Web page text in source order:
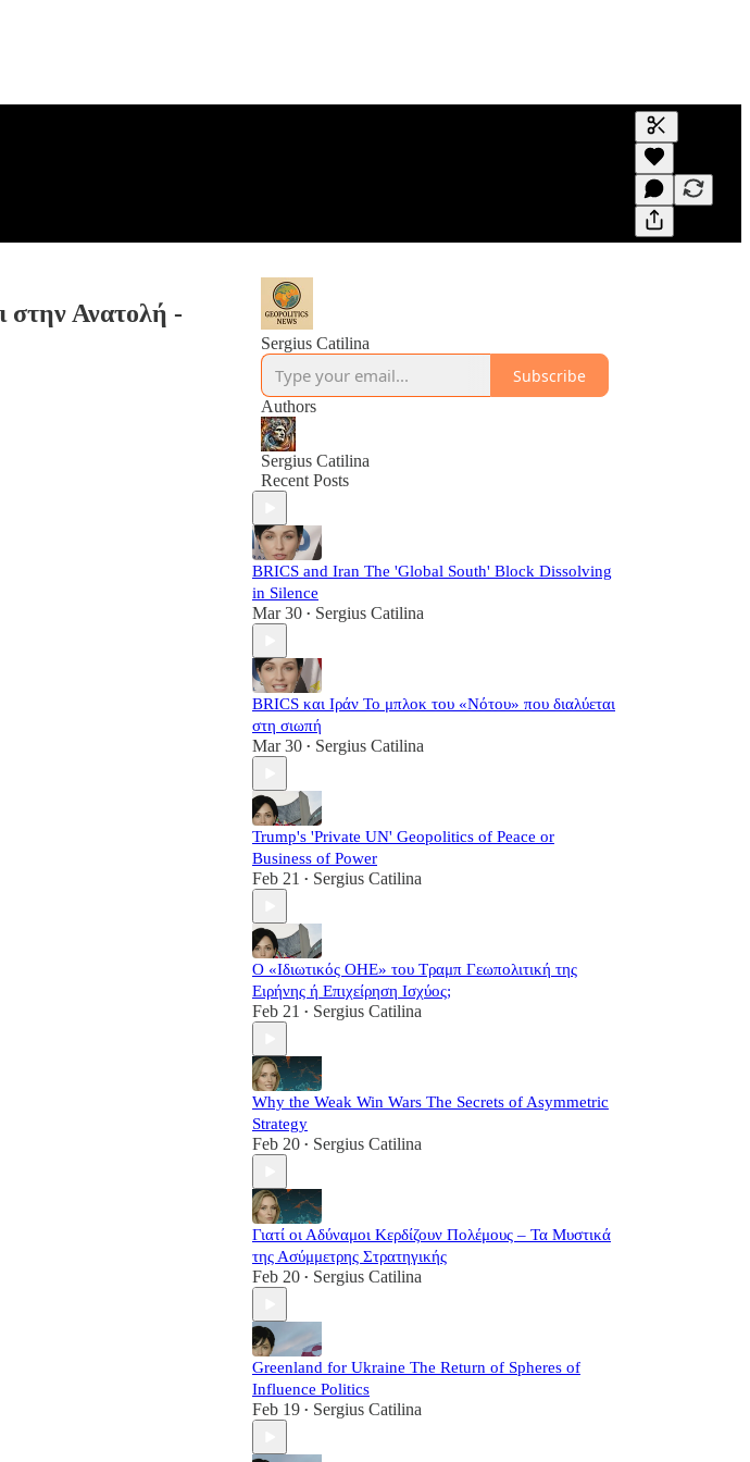
Generate
A transcript
editing.
στην Ανατολή -
Sergius Catilina
Subscribe
Authors
Sergius Catilina
Recent Posts
BRICS and Iran The 'Global South' Block Dissolving
in Silence
Mar 30 • Sergius Catilina
BRICS και Ιράν Το μπλοκ του «Νότου» που διαλύεται
στη σιωπή
Mar 30 • Sergius Catilina
Trump's 'Private UN' Geopolitics of Peace or
Business of Power
Feb 21 • Sergius Catilina
Ο «Ιδιωτικός ΟΗΕ» του Τραμπ Γεωπολιτική της
Ειρήνης ή Επιχείρηση Ισχύος;
Feb 21 • Sergius Catilina
Why the Weak Win Wars The Secrets of Asymmetric
Strategy
Feb 20 • Sergius Catilina
Γιατί οι Αδύναμοι Κερδίζουν Πολέμους – Τα Μυστικά
της Ασύμμετρης Στρατηγικής
Feb 20 • Sergius Catilina
Greenland for Ukraine The Return of Spheres of
Influence Politics
Feb 19 • Sergius Catilina